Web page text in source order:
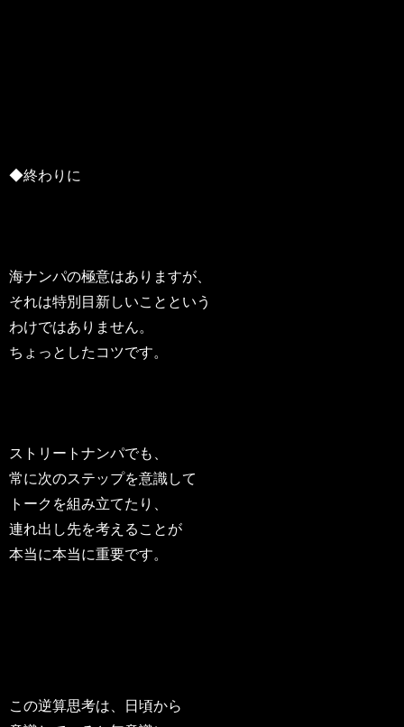
◆終わりに
海ナンパの極意はありますが、
それは特別目新しいことという
わけではありません。
ちょっとしたコツです。
ストリートナンパでも、
常に次のステップを意識して
トークを組み立てたり、
連れ出し先を考えることが
本当に本当に重要です。
この逆算思考は、日頃から